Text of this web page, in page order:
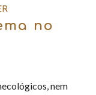
no
nem